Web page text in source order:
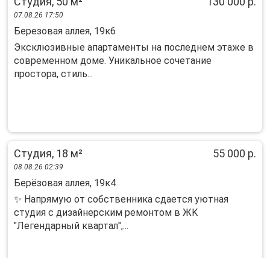
07.08.26 17:50
Березовая аллея, 19к6
Эксклюзивные апартаменты на последнем этаже в
современном доме. Уникальное сочетание
простора, стиль...
Студия, 18 м² 55 000 р.
08.08.26 02:39
Берёзовая аллея, 19к4
✨ Нaпpямую от собственника сдаетcя уютная
cтудия с дизайнeрским рeмонтом в ЖK
"Лeгeндapный квартал",...